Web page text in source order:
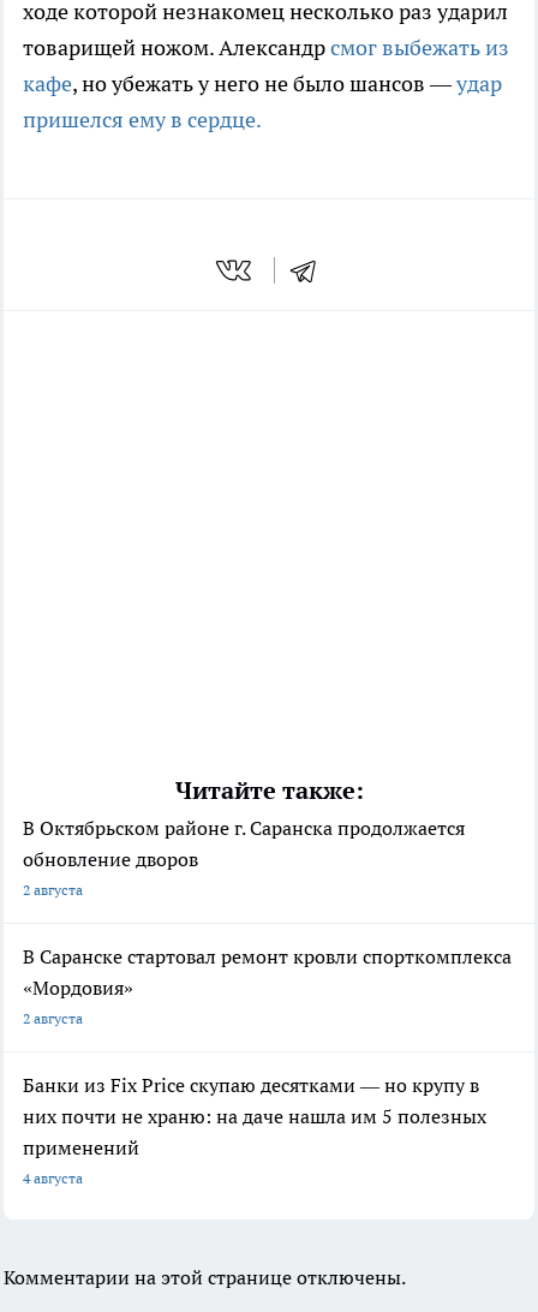
ходе которой незнакомец несколько раз ударил
товарищей ножом. Александрсмог выбежать из
кафе, но убежать у него не было шансов —удар
пришелся ему в сердце.
Читайте также:
В Октябрьском районе г. Саранска продолжается
обновление дворов
2 августа
В Саранске стартовал ремонт кровли спорткомплекса
«Мордовия»
2 августа
Банки из Fix Price скупаю десятками — но крупу в
них почти не храню: на даче нашла им 5 полезных
применений
4 августа
Комментарии на этой странице отключены.